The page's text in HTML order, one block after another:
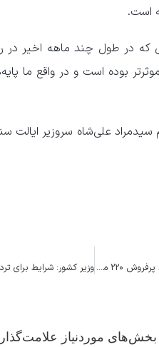
است.
که در طول چند ماهه اخیر
بوده است و در واقع ما
سیدمراد علی‌شاه سروزیر ایالت
سقوط سنگین قیمت خودروهای چینی/ شاسی بلند پرفروش ۲۲۰ میلیون ارزان شد
بخش‌های موردنیاز